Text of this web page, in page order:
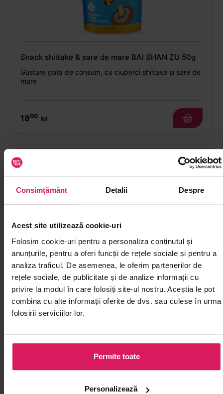
Consimțământ Detalii Despre
Acest site utilizează cookie-uri
Folosim cookie-uri pentru a personaliza conținutul și
anunțurile, pentru a oferi funcții de rețele sociale și pentru a
analiza traficul. De asemenea, le oferim partenerilor de
rețele sociale, de publicitate și de analize informații cu
privire la modul în care folosiți site-ul nostru. Aceștia le pot
combina cu alte informații oferite de dvs. sau culese în urma
folosirii serviciilor lor.
Permite toate
Personalizează
Snack shiitake & sare de mare BAI SHAN ZU 50g
Gustare gata de consum, cu ciuperci shiitake și sare de
mare
1800 lei
Snack shiitake & trufe BAI SHAN ZU 50g
O gustare gata de consum, ușor de luat la birou sau în
călătorii